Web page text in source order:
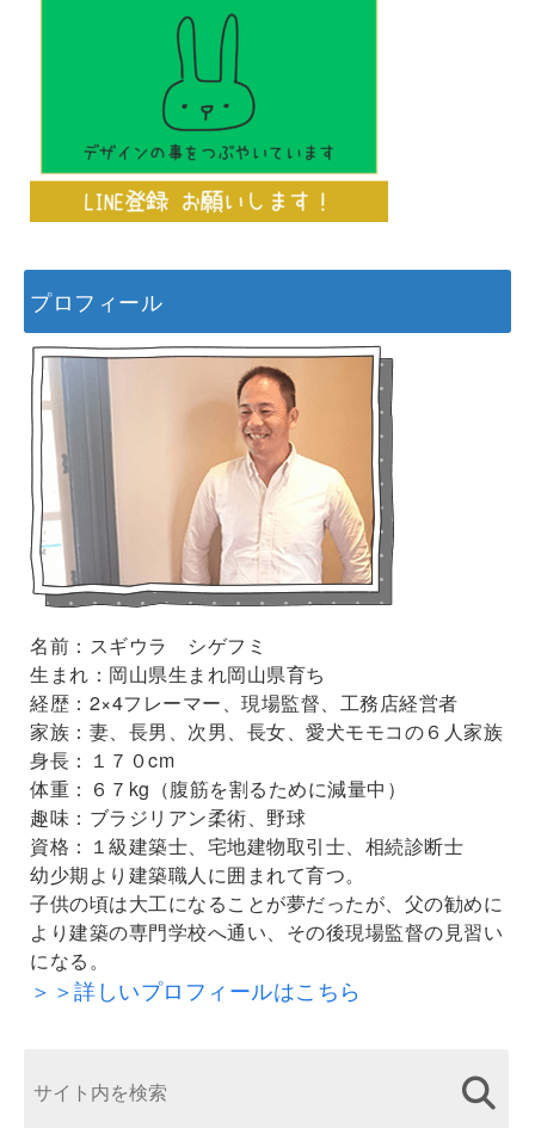
プロフィール
名前：スギウラ シゲフミ
生まれ：岡山県生まれ岡山県育ち
経歴：2×4フレーマー、現場監督、工務店経営者
家族：妻、長男、次男、長女、愛犬モモコの６人家族
身長：１７０cm
体重：６７kg（腹筋を割るために減量中）
趣味：ブラジリアン柔術、野球
資格：１級建築士、宅地建物取引士、相続診断士
幼少期より建築職人に囲まれて育つ。
子供の頃は大工になることが夢だったが、父の勧めに
より建築の専門学校へ通い、その後現場監督の見習い
になる。
＞＞詳しいプロフィールはこちら